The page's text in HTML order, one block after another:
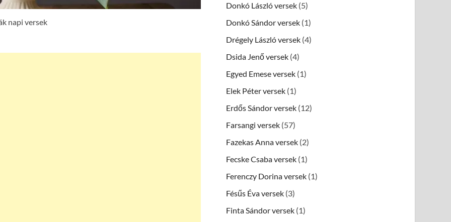
napi versek
Donkó László versek (5)
Donkó Sándor versek (1)
Drégely László versek (4)
Dsida Jenő versek (4)
Egyed Emese versek (1)
Elek Péter versek (1)
Erdős Sándor versek (12)
Farsangi versek (57)
Fazekas Anna versek (2)
Fecske Csaba versek (1)
Ferenczy Dorina versek (1)
Fésűs Éva versek (3)
Finta Sándor versek (1)